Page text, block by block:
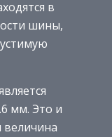
в
шины,
мм. Это и
величина